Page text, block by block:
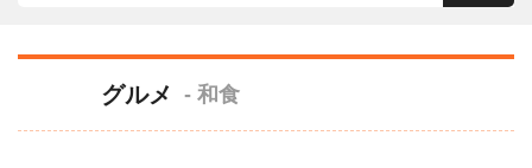
グルメ - 和食